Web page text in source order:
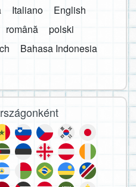
Italiano
English
română
polski
Bahasa Indonesia